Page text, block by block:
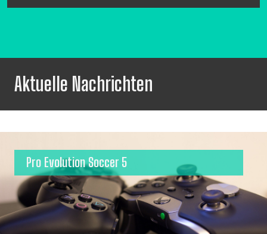
Aktuelle Nachrichten
Pro Evolution Soccer 5